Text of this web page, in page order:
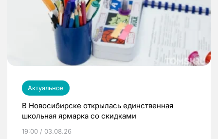
Актуальное
В Новосибирске открылась единственная
школьная ярмарка со скидками
19:00 / 03.08.26